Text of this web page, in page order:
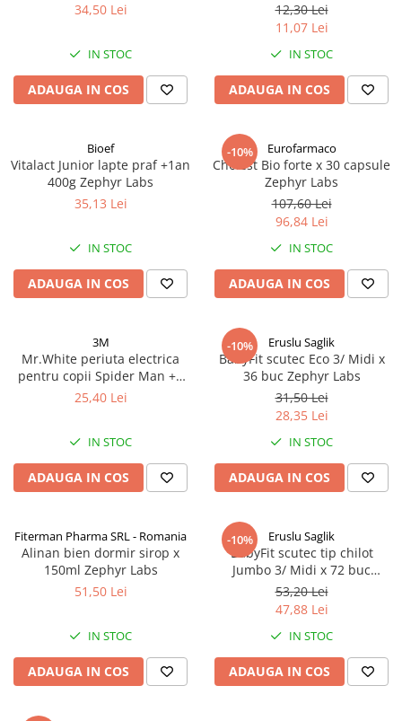
34,50 Lei
IN STOC
ADAUGA IN COS
12,30 Lei
11,07 Lei
IN STOC
ADAUGA IN COS
Bioef
Vitalact Junior lapte praf +1an
400g Zephyr Labs
35,13 Lei
IN STOC
ADAUGA IN COS
-10% Eurofarmaco
Cholest Bio forte x 30 capsule
Zephyr Labs
107,60 Lei
96,84 Lei
IN STOC
ADAUGA IN COS
3M
Mr.White periuta electrica
pentru copii Spider Man +4
ani Zephyr Labs
25,40 Lei
IN STOC
ADAUGA IN COS
-10% Eruslu Saglik
BabyFit scutec Eco 3/ Midi x
36 buc Zephyr Labs
31,50 Lei
28,35 Lei
IN STOC
ADAUGA IN COS
Fiterman Pharma SRL - Romania
Alinan bien dormir sirop x
150ml Zephyr Labs
51,50 Lei
IN STOC
ADAUGA IN COS
-10% Eruslu Saglik
BabyFit scutec tip chilot
Jumbo 3/ Midi x 72 buc
Zephyr Labs
53,20 Lei
47,88 Lei
IN STOC
ADAUGA IN COS